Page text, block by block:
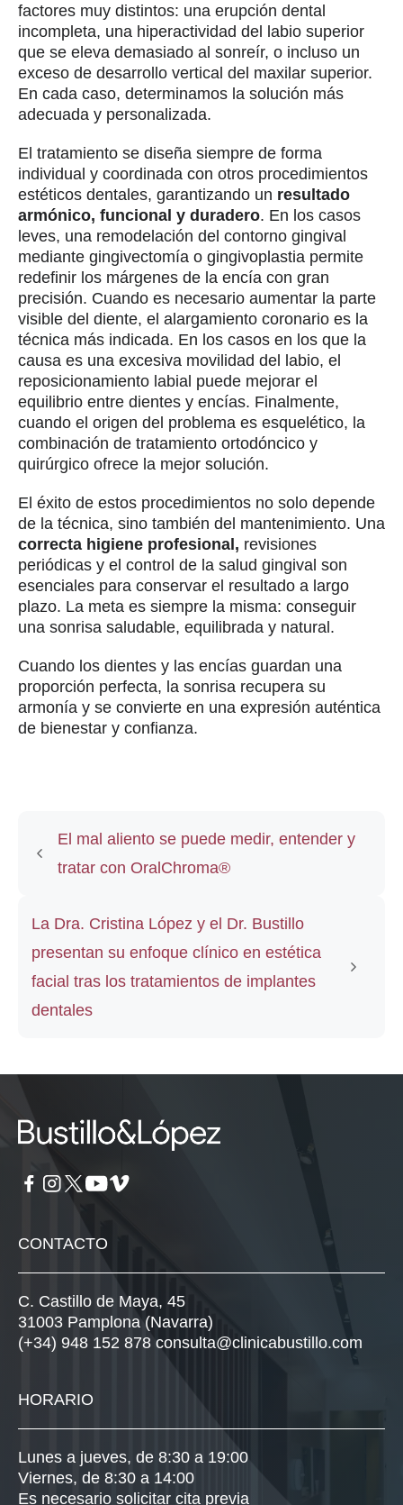
factores muy distintos: una erupción dental
incompleta, una hiperactividad del labio superior
que se eleva demasiado al sonreír, o incluso un
exceso de desarrollo vertical del maxilar superior.
En cada caso, determinamos la solución más
adecuada y personalizada.
El tratamiento se diseña siempre de forma
individual y coordinada con otros procedimientos
estéticos dentales, garantizando un resultado
armónico, funcional y duradero. En los casos
leves, una remodelación del contorno gingival
mediante gingivectomía o gingivoplastia permite
redefinir los márgenes de la encía con gran
precisión. Cuando es necesario aumentar la parte
visible del diente, el alargamiento coronario es la
técnica más indicada. En los casos en los que la
causa es una excesiva movilidad del labio, el
reposicionamiento labial puede mejorar el
equilibrio entre dientes y encías. Finalmente,
cuando el origen del problema es esquelético, la
combinación de tratamiento ortodóncico y
quirúrgico ofrece la mejor solución.
El éxito de estos procedimientos no solo depende
de la técnica, sino también del mantenimiento. Una
correcta higiene profesional, revisiones
periódicas y el control de la salud gingival son
esenciales para conservar el resultado a largo
plazo. La meta es siempre la misma: conseguir
una sonrisa saludable, equilibrada y natural.
Cuando los dientes y las encías guardan una
proporción perfecta, la sonrisa recupera su
armonía y se convierte en una expresión auténtica
de bienestar y confianza.
El mal aliento se puede medir, entender y
tratar con OralChroma®
La Dra. Cristina López y el Dr. Bustillo
presentan su enfoque clínico en estética
facial tras los tratamientos de implantes
dentales
CONTACTO
C. Castillo de Maya, 45
31003 Pamplona (Navarra)
(+34) 948 152 878 consulta@clinicabustillo.com
HORARIO
Lunes a jueves, de 8:30 a 19:00
Viernes, de 8:30 a 14:00
Es necesario solicitar cita previa